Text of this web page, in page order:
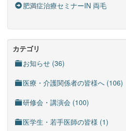
肥満症治療セミナーIN 両毛
カテゴリ
お知らせ (36)
医療・介護関係者の皆様へ (106)
研修会・講演会 (100)
医学生・若手医師の皆様 (1)